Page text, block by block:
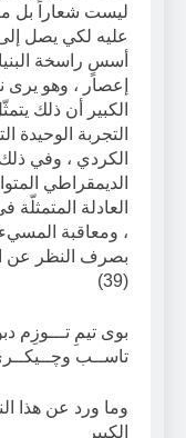
ليست شعاراً بل
عليه لكي يصل
أسسٍ راسخة
إعصار ، وهو يرى
الكبير أن ذلك
التجربة الوحيدة
الكردي ، وفي
الديمقراطي
العادلة
، ومعاقبة
بصرف النظر عن
(39)
بوى تيمِ
تاســب
وما ورد عن هذا
الكبير